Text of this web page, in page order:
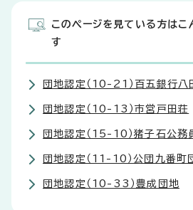
このページを見ている方はこ
す
団地認定（10-21）百五銀行八
団地認定（10-13）市営戸田荘
団地認定（15-10）猪子石公務
団地認定（11-10）公団九番町
団地認定（10-33）豊成団地